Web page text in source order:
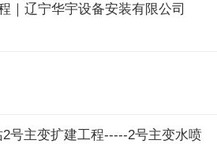
｜辽宁华宇设备安装有限公司
号主变扩建工程-----2号主变水喷